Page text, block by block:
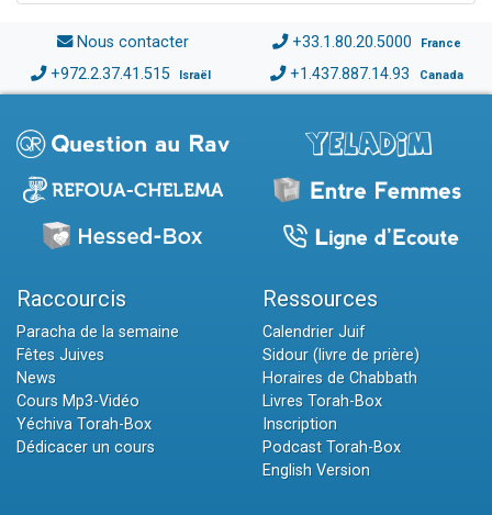
Nous contacter +33.1.80.20.5000 France
+972.2.37.41.515 Israël +1.437.887.14.93 Canada
Raccourcis
Paracha de la semaine
Fêtes Juives
News
Cours Mp3-Vidéo
Yéchiva Torah-Box
Dédicacer un cours
Ressources
Calendrier Juif
Sidour (livre de prière)
Horaires de Chabbath
Livres Torah-Box
Inscription
Podcast Torah-Box
English Version